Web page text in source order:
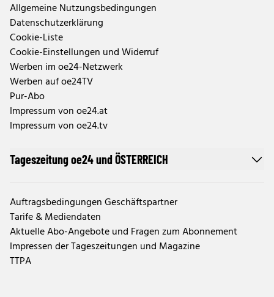
Allgemeine Nutzungsbedingungen
Datenschutzerklärung
Cookie-Liste
Cookie-Einstellungen und Widerruf
Werben im oe24-Netzwerk
Werben auf oe24TV
Pur-Abo
Impressum von oe24.at
Impressum von oe24.tv
Tageszeitung oe24 und ÖSTERREICH
Auftragsbedingungen Geschäftspartner
Tarife & Mediendaten
Aktuelle Abo-Angebote und Fragen zum Abonnement
Impressen der Tageszeitungen und Magazine
TTPA